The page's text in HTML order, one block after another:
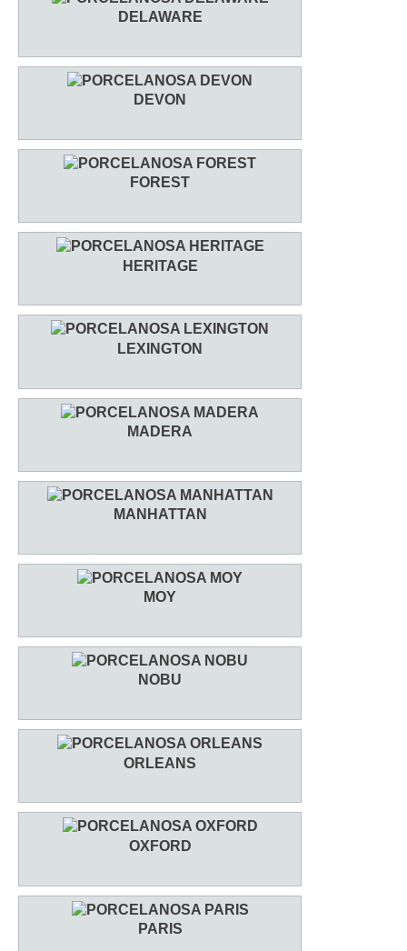
DELAWARE
DEVON
FOREST
HERITAGE
LEXINGTON
MADERA
MANHATTAN
MOY
NOBU
ORLEANS
OXFORD
PARIS